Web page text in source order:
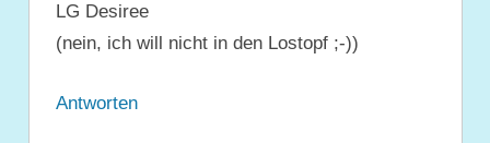
LG Desiree
(nein, ich will nicht in den Lostopf ;-))
Antworten